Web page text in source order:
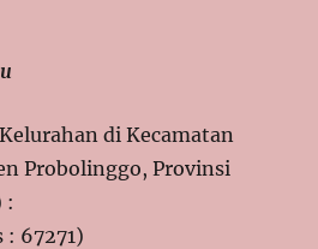
di Kecamatan
Probolinggo, Provinsi
:
67271)